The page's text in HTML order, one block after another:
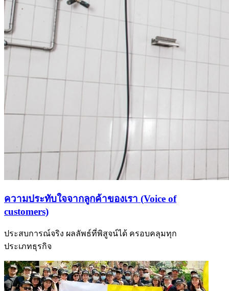
ความประทับใจจากลูกค้าของเรา (Voice of
customers)
ประสบการณ์จริง ผลลัพธ์ที่พิสูจน์ได้ ครอบคลุมทุก
ประเภทธุรกิจ